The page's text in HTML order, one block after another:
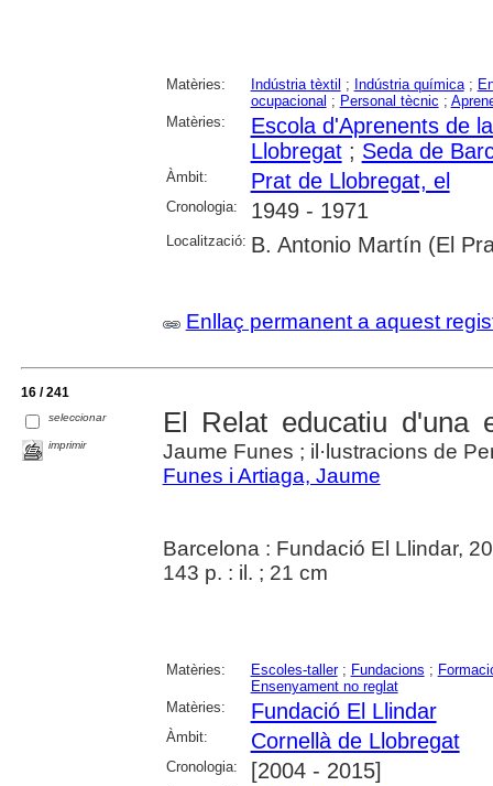
Matèries: Indústria tèxtil ; Indústria química;
ocupacional ; Personal tècnic ;
Matèries:
Escola d'Aprenents de
Llobregat; Seda de
Àmbit: Prat de Llobregat, el
Cronologia: 1949 - 1971
Localització: B. Antonio Martín (El
Enllaç permanent a aquest
16 / 241
seleccionar
imprimir
El Relat educatiu d'una
Jaume Funes ; il·lustracions de
Funes i Artiaga, Jaume
Barcelona : Fundació El Llindar,
143 p. : il. ; 21 cm
Matèries: Escoles-taller; Fundacions ;
Ensenyament no reglat
Matèries:
Fundació El Llindar
Àmbit: Cornellà de Llobregat
Cronologia: [2004 - 2015]